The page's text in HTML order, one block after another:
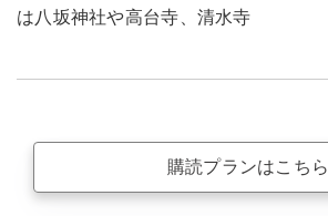
は八坂神社や高台寺、清水寺
購読プランはこちら